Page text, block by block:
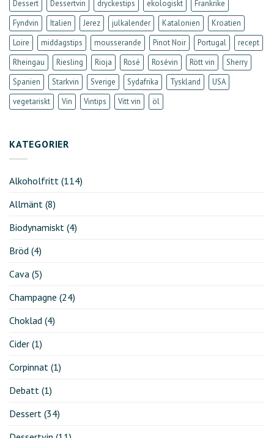
Dessert
Dessertvin dryckestips ekologiskt
Frankrike
Fyndvin
Italien Jerez julkalender Katalonien
Kroatien
Loire
middagstips mousserande Pinot Noir Portugal
recept
Rheingau
Riesling Rioja Rosé Rosévin Rött vin
Sherry
Spanien
Starkvin Sverige Sydafrika Tyskland
USA
vegetariskt
Vin Vintips Vitt vin öl
KATEGORIER
Alkoholfritt (114)
Allmänt (8)
Biodynamiskt (4)
Bröd (4)
Cava (5)
Champagne (24)
Choklad (4)
Cider (1)
Corpinnat (1)
Debatt (1)
Dessert (34)